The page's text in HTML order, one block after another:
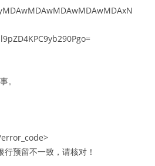
。
预留不一致，请核对！